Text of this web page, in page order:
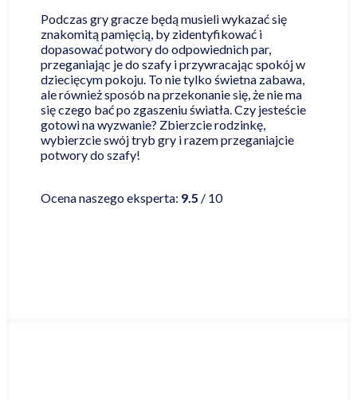
Podczas gry gracze będą musieli wykazać się
znakomitą pamięcią, by zidentyfikować i
dopasować potwory do odpowiednich par,
przeganiając je do szafy i przywracając spokój w
dziecięcym pokoju. To nie tylko świetna zabawa,
ale również sposób na przekonanie się, że nie ma
się czego bać po zgaszeniu światła. Czy jesteście
gotowi na wyzwanie? Zbierzcie rodzinkę,
wybierzcie swój tryb gry i razem przeganiajcie
potwory do szafy!
Ocena naszego eksperta: 9.5 / 10